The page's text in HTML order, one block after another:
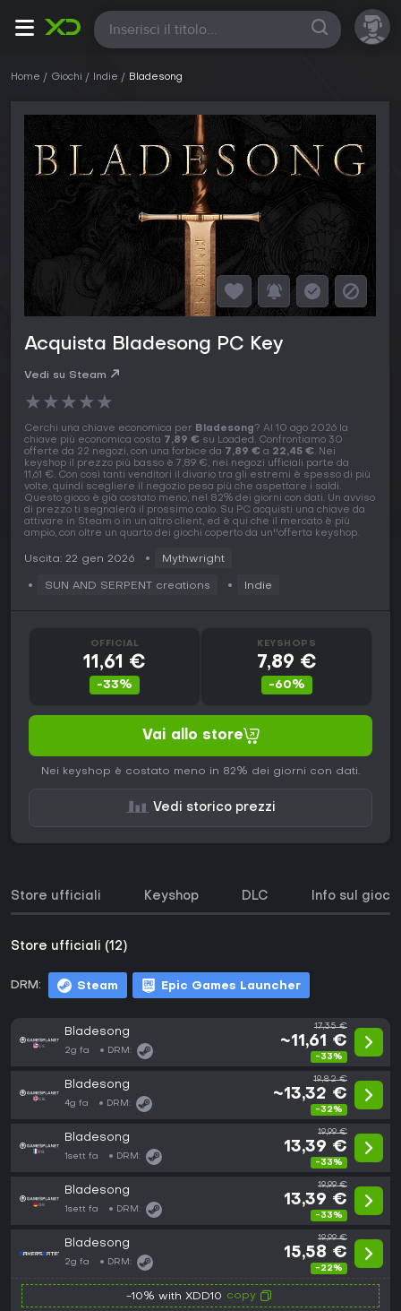
Tutte
Home Giochi Indie Bladesong
Acquista Bladesong PC Key
Vedi su Steam
★★★★★
Cerchi una chiave economica per Bladesong? Al 10 ago 2026 la
chiave più economica costa 7,89 € su Loaded. Confrontiamo 30
offerte da 22 negozi, con una forbice da 7,89 € a 22,45 €. Nei
keyshop il prezzo più basso è 7,89 €, nei negozi ufficiali parte da
11,61 €. Con così tanti venditori il divario tra gli estremi è spesso di più
volte, quindi scegliere il negozio pesa più che aspettare i saldi.
Questo gioco è già costato meno, nel 82% dei giorni con dati. Un avviso
di prezzo ti segnalerà il prossimo calo. Su PC acquisti una chiave da
attivare in Steam o in un altro client, ed è qui che il mercato è più
ampio, con oltre un quarto dei giochi coperto da un''offerta keyshop.
Uscita: 22 gen 2026 Mythwright
SUN AND SERPENT creations Indie
OFFICIAL
11,61 €
-33%
KEYSHOPS
7,89 €
-60%
Vai allo store
Nei keyshop è costato meno in 82% dei giorni con dati.
Vedi storico prezzi
Store ufficiali Keyshop DLC Info sul gioco
Store ufficiali (12)
DRM: Steam Epic Games Launcher
Bladesong
2g fa DRM:
17,35 €
~11,61 €
-33%
Bladesong
4g fa DRM:
19,82 €
~13,32 €
-32%
Bladesong
1sett fa DRM:
19,99 €
13,39 €
-33%
Bladesong
1sett fa DRM:
19,99 €
13,39 €
-33%
Bladesong
2g fa DRM:
19,99 €
15,58 €
-22%
-10% with XDD10 copy